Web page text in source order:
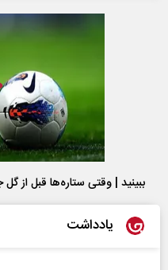
ببینید | وقتی ستاره‌ها قبل از
یادداشت